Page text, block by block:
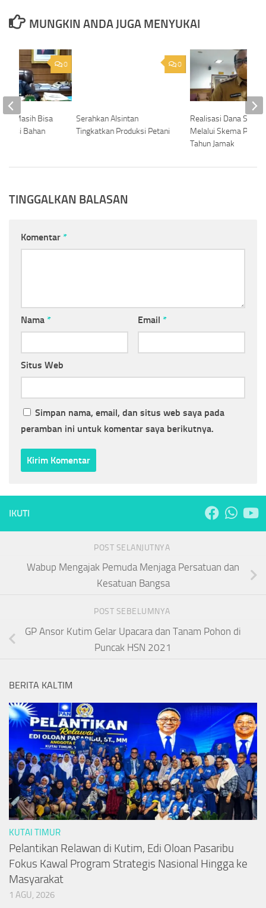
MUNGKIN ANDA JUGA MENYUKAI
0
Serahkan Alsintan
Tingkatkan Produksi Petani
Realisasi Dana Silpa
Melalui Skema
Tahun Jamak
0
Masih Bisa
Bahan
TINGGALKAN BALASAN
Komentar *
Nama * Email *
Situs Web
Simpan nama, email, dan situs web saya pada
peramban ini untuk komentar saya berikutnya.
IKUTI
POST SELANJUTNYA
Wabup Mengajak Pemuda Menjaga Persatuan dan
Kesatuan Bangsa
POST SEBELUMNYA
GP Ansor Kutim Gelar Upacara dan Tanam Pohon di
Puncak HSN 2021
BERITA KALTIM
KUTAI TIMUR
Pelantikan Relawan di Kutim, Edi Oloan Pasaribu
Fokus Kawal Program Strategis Nasional Hingga ke
Masyarakat
1 AGU, 2026